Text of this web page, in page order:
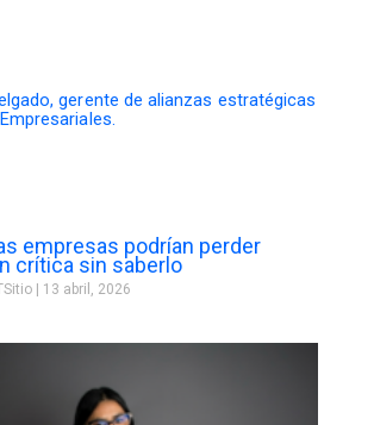
empresas podrían perder
crítica sin saberlo
13 abril, 2026